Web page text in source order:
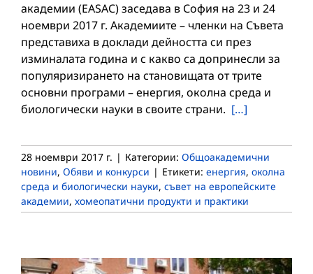
академии (EASAC) заседава в София на 23 и 24
ноември 2017 г. Академиите – членки на Съвета
представиха в доклади дейността си през
изминалата година и с какво са допринесли за
популяризирането на становищата от трите
основни програми – енергия, околна среда и
биологически науки в своите страни. […]
28 ноември 2017 г. | Категории: Общоакадемични
новини, Обяви и конкурси | Етикети: енергия, околна
среда и биологически науки, съвет на европейските
академии, хомеопатични продукти и практики